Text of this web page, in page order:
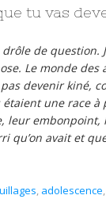
tu vas
drôle de question.
Le monde
devenir kiné,
étaient une race
leur embonpoint,
qu’on avait et
, adolescence,